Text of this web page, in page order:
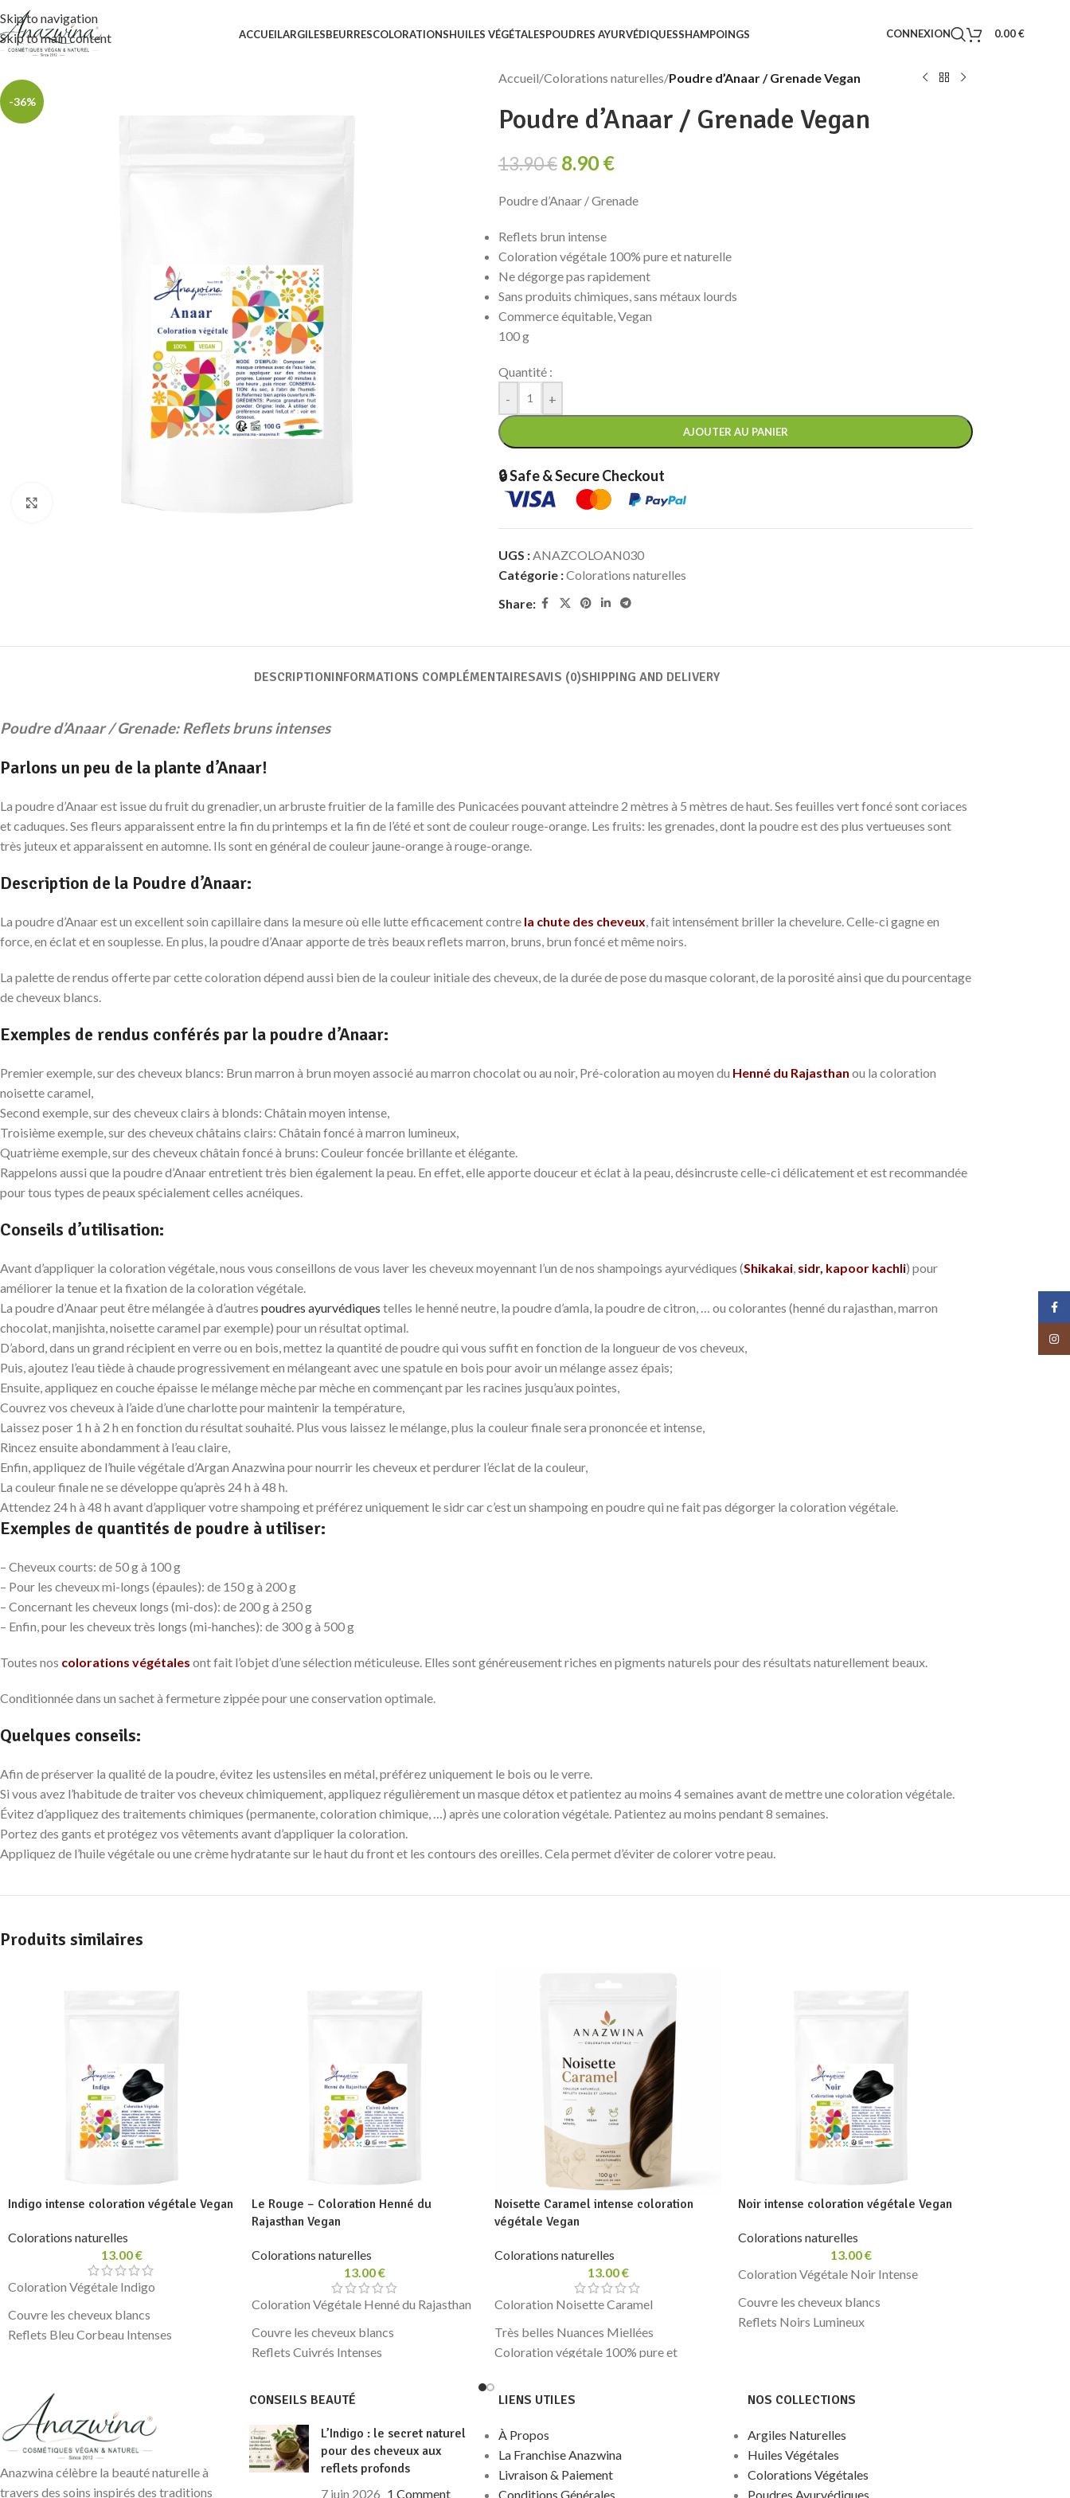
Skip to navigation
Skip to main content
ACCUEILARGILESBEURRESCOLORATIONSHUILES VÉGÉTALESPOUDRES AYURVÉDIQUESSHAMPOINGS CONNEXION 0.00€
-36%
Click to enlarge
Accueil/Colorations naturelles/Poudre d’Anaar / Grenade Vegan
Poudre d’Anaar / Grenade Vegan
13.90€ 8.90€
Poudre d’Anaar / Grenade
Reflets brun intense
Coloration végétale 100% pure et naturelle
Ne dégorge pas rapidement
Sans produits chimiques, sans métaux lourds
Commerce équitable, Vegan
100 g
Quantité :
-
+
AJOUTER AU PANIER
🔒 Safe & Secure Checkout
UGS :ANAZCOLOAN030
Catégorie :Colorations naturelles
Share:
DESCRIPTIONINFORMATIONS COMPLÉMENTAIRESAVIS (0)SHIPPING AND DELIVERY
Poudre d’Anaar / Grenade: Reflets bruns intenses
Parlons un peu de la plante d’Anaar!
La poudre d’Anaar est issue du fruit du grenadier, un arbruste fruitier de la famille des Punicacées pouvant atteindre 2 mètres à 5 mètres de haut. Ses feuilles vert foncé sont coriaces
et caduques. Ses fleurs apparaissent entre la fin du printemps et la fin de l’été et sont de couleur rouge-orange. Les fruits: les grenades, dont la poudre est des plus vertueuses sont
très juteux et apparaissent en automne. Ils sont en général de couleur jaune-orange à rouge-orange.
Description de la Poudre d’Anaar:
La poudre d’Anaar est un excellent soin capillaire dans la mesure où elle lutte efficacement contre la chute des cheveux, fait intensément briller la chevelure. Celle-ci gagne en
force, en éclat et en souplesse. En plus, la poudre d’Anaar apporte de très beaux reflets marron, bruns, brun foncé et même noirs.
La palette de rendus offerte par cette coloration dépend aussi bien de la couleur initiale des cheveux, de la durée de pose du masque colorant, de la porosité ainsi que du pourcentage
de cheveux blancs.
Exemples de rendus conférés par la poudre d’Anaar:
Premier exemple, sur des cheveux blancs: Brun marron à brun moyen associé au marron chocolat ou au noir, Pré-coloration au moyen du Henné du Rajasthan ou la coloration
noisette caramel,
Second exemple, sur des cheveux clairs à blonds: Châtain moyen intense,
Troisième exemple, sur des cheveux châtains clairs: Châtain foncé à marron lumineux,
Quatrième exemple, sur des cheveux châtain foncé à bruns: Couleur foncée brillante et élégante.
Rappelons aussi que la poudre d’Anaar entretient très bien également la peau. En effet, elle apporte douceur et éclat à la peau, désincruste celle-ci délicatement et est recommandée
pour tous types de peaux spécialement celles acnéiques.
Conseils d’utilisation:
Avant d’appliquer la coloration végétale, nous vous conseillons de vous laver les cheveux moyennant l’un de nos shampoings ayurvédiques (Shikakai, sidr, kapoor kachli) pour
améliorer la tenue et la fixation de la coloration végétale.
La poudre d’Anaar peut être mélangée à d’autres poudres ayurvédiques telles le henné neutre, la poudre d’amla, la poudre de citron, … ou colorantes (henné du rajasthan, marron
chocolat, manjishta, noisette caramel par exemple) pour un résultat optimal.
D’abord, dans un grand récipient en verre ou en bois, mettez la quantité de poudre qui vous suffit en fonction de la longueur de vos cheveux,
Puis, ajoutez l’eau tiède à chaude progressivement en mélangeant avec une spatule en bois pour avoir un mélange assez épais;
Ensuite, appliquez en couche épaisse le mélange mèche par mèche en commençant par les racines jusqu’aux pointes,
Couvrez vos cheveux à l’aide d’une charlotte pour maintenir la température,
Laissez poser 1 h à 2 h en fonction du résultat souhaité. Plus vous laissez le mélange, plus la couleur finale sera prononcée et intense,
Rincez ensuite abondamment à l’eau claire,
Enfin, appliquez de l’huile végétale d’Argan Anazwina pour nourrir les cheveux et perdurer l’éclat de la couleur,
La couleur finale ne se développe qu’après 24 h à 48 h.
Attendez 24 h à 48 h avant d’appliquer votre shampoing et préférez uniquement le sidr car c’est un shampoing en poudre qui ne fait pas dégorger la coloration végétale.
Exemples de quantités de poudre à utiliser:
– Cheveux courts: de 50 g à 100 g
– Pour les cheveux mi-longs (épaules): de 150 g à 200 g
– Concernant les cheveux longs (mi-dos): de 200 g à 250 g
– Enfin, pour les cheveux très longs (mi-hanches): de 300 g à 500 g
Toutes nos colorations végétales ont fait l’objet d’une sélection méticuleuse. Elles sont généreusement riches en pigments naturels pour des résultats naturellement beaux.
Conditionnée dans un sachet à fermeture zippée pour une conservation optimale.
Quelques conseils:
Afin de préserver la qualité de la poudre, évitez les ustensiles en métal, préférez uniquement le bois ou le verre.
Si vous avez l’habitude de traiter vos cheveux chimiquement, appliquez régulièrement un masque détox et patientez au moins 4 semaines avant de mettre une coloration végétale.
Évitez d’appliquez des traitements chimiques (permanente, coloration chimique, …) après une coloration végétale. Patientez au moins pendant 8 semaines.
Portez des gants et protégez vos vêtements avant d’appliquer la coloration.
Appliquez de l’huile végétale ou une crème hydratante sur le haut du front et les contours des oreilles. Cela permet d’éviter de colorer votre peau.
Produits similaires
Indigo intense coloration végétale Vegan
Colorations naturelles
13.00€
Coloration Végétale Indigo
Couvre les cheveux blancs
Reflets Bleu Corbeau Intenses
Sans produits chimiques, sans métaux
lourds
Commerce équitable, Vegan
100 g
Le Rouge – Coloration Henné du
Rajasthan Vegan
Colorations naturelles
13.00€
Coloration Végétale Henné du Rajasthan
Couvre les cheveux blancs
Reflets Cuivrés Intenses
lourds
Commerce équitable, Vegan
100 g
Noisette Caramel intense coloration
végétale Vegan
Colorations naturelles
13.00€
Coloration Noisette Caramel
Très belles Nuances Miellées
Coloration végétale 100% pure et
lourds
Commerce équitable, Vegan
100 g
Noir intense coloration végétale Vegan
Colorations naturelles
13.00€
Coloration Végétale Noir Intense
Couvre les cheveux blancs
Reflets Noirs Lumineux
Sans produits chimiques, sans métaux
Commerce équitable, Vegan
100 g
Anazwina célèbre la beauté naturelle à
travers des soins inspirés des traditions
CONSEILS BEAUTÉ
L’Indigo : le secret naturel
pour des cheveux aux
reflets profonds
7 juin 2026 1 Comment
LIENS UTILES
À Propos
La Franchise Anazwina
Livraison & Paiement
Conditions Générales
NOS COLLECTIONS
Argiles Naturelles
Huiles Végétales
Colorations Végétales
Poudres Ayurvédiques